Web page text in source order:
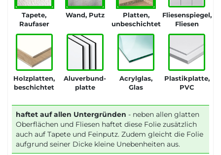
Tapete,
Raufaser
Wand, Putz
Platten,
unbeschichtet
Fliesenspiegel,
Fliesen
Holzplatten,
beschichtet
Aluverbund-
platte
Acrylglas,
Glas
Plastikplatte,
PVC
haftet auf allen Untergründen - neben allen glatten
Oberflächen und Fliesen haftet diese Folie zusätzlich
auch auf Tapete und Feinputz. Zudem gleicht die Folie
aufgrund seiner Dicke kleine Unebenheiten aus.